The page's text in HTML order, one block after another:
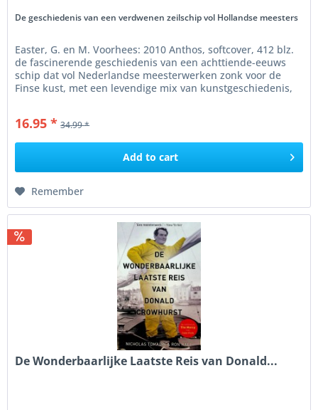
De geschiedenis van een verdwenen zeilschip vol Hollandse meesters
Easter, G. en M. Voorhees: 2010 Anthos, softcover, 412 blz.
de fascinerende geschiedenis van een achttiende-eeuws
schip dat vol Nederlandse meesterwerken zonk voor de
Finse kust, met een levendige mix van kunstgeschiedenis,
16.95 * 34.99 *
Add to cart
Remember
De Wonderbaarlijke Laatste Reis van Donald...